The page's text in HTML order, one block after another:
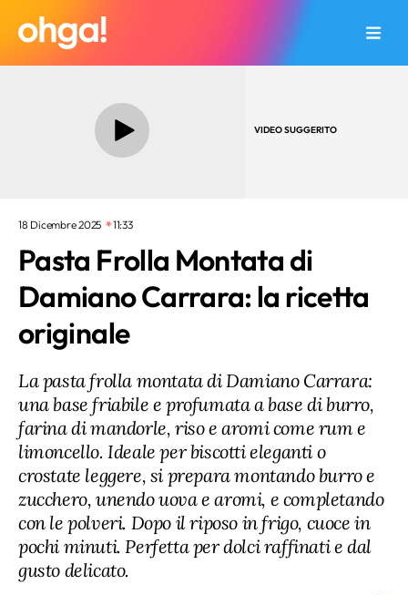
VIDEO SUGGERITO
18 Dicembre 2025 11:33
Pasta Frolla Montata di
Damiano Carrara: la ricetta
originale
La pasta frolla montata di Damiano Carrara:
una base friabile e profumata a base di burro,
farina di mandorle, riso e aromi come rum e
limoncello. Ideale per biscotti eleganti o
crostate leggere, si prepara montando burro e
zucchero, unendo uova e aromi, e completando
con le polveri. Dopo il riposo in frigo, cuoce in
pochi minuti. Perfetta per dolci raffinati e dal
gusto delicato.